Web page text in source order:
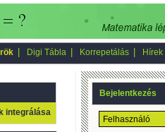
Digi Tábla Korrepetálás Hírek
integrálása
Bejelentkezés